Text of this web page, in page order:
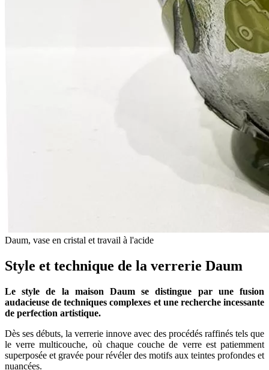
Daum, vase en cristal et travail à l'acide
Style et technique de la verrerie Daum
Le style de la maison Daum se distingue par une fusion
audacieuse de techniques complexes et une recherche incessante
de perfection artistique.
Dès ses débuts, la verrerie innove avec des procédés raffinés tels que
le verre multicouche, où chaque couche de verre est patiemment
superposée et gravée pour révéler des motifs aux teintes profondes et
nuancées.